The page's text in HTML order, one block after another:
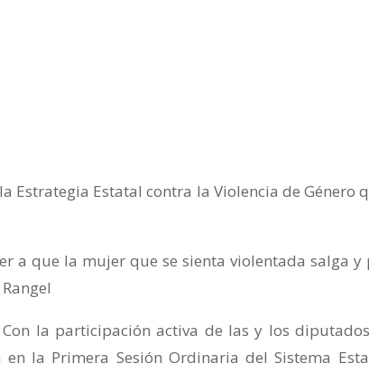
Estrategia Estatal contra la Violencia de Género
a que la mujer que se sienta violentada salga y
la participación activa de las y los
la Primera Sesión Ordinaria del Sistema